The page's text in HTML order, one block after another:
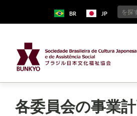
BR JP
各委員会の事業